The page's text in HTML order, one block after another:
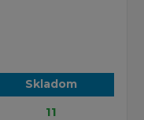
Skladom
11